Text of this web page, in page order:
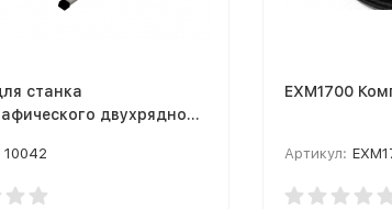
станка
двухрядного
пара)
10042
EXM1700
Артикул: